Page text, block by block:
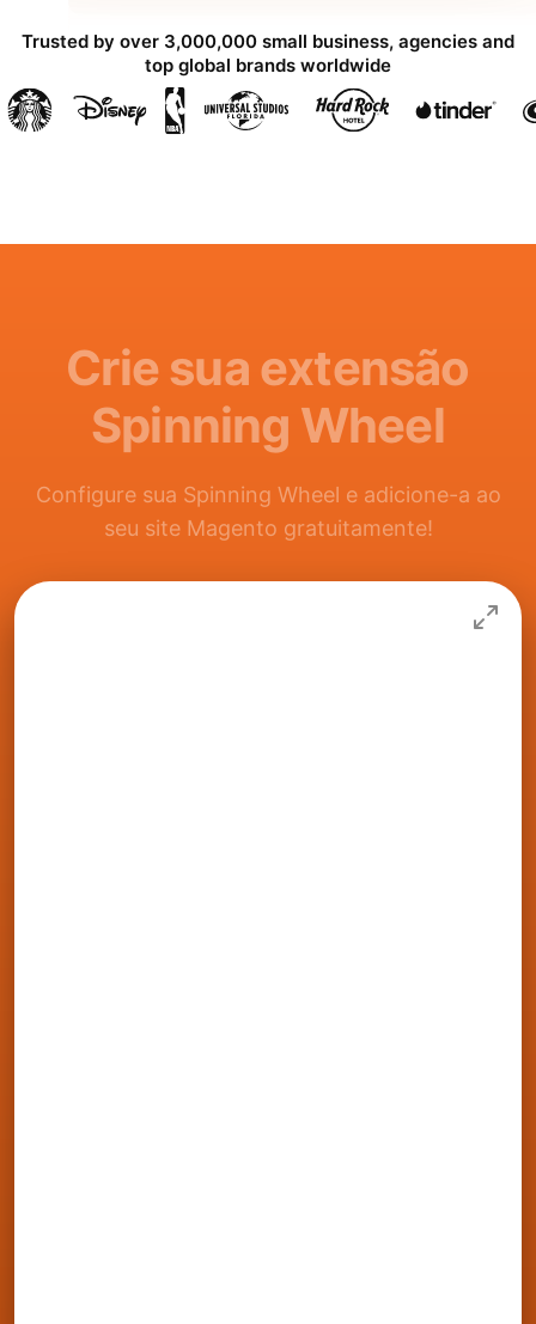
Trusted by over 3,000,000 small business, agencies and
top global brands worldwide
Crie sua extensão
Spinning Wheel
Configure sua Spinning Wheel e adicione-a ao
seu site Magento gratuitamente!